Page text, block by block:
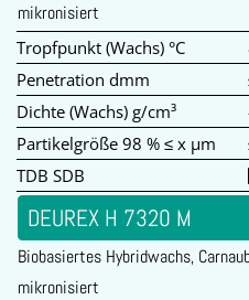
mikronisiert
Tropfpunkt (Wachs) °C
Penetration dmm
Dichte (Wachs) g/cm³
Partikelgröße 98 % ≤ x µm
TDB SDB
DEUREX H 7320 M
Biobasiertes Hybridwachs,
mikronisiert